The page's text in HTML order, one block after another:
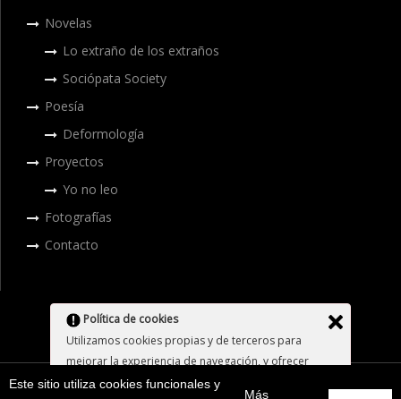
Este sitio utiliza cookies funcionales y
Más
Novelas
Lo extraño de los extraños
Sociópata Society
Poesía
Deformología
Proyectos
Yo no leo
Fotografías
Contacto
Todos los derechos reservados. ©José Viera
Política de cookies
Utilizamos cookies propias y de terceros para
mejorar la experiencia de navegación, y ofrecer
contenidos y publicidad de interés. Al continuar